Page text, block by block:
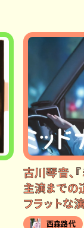
古川琴音、
主演までの
フラットな
西森路代